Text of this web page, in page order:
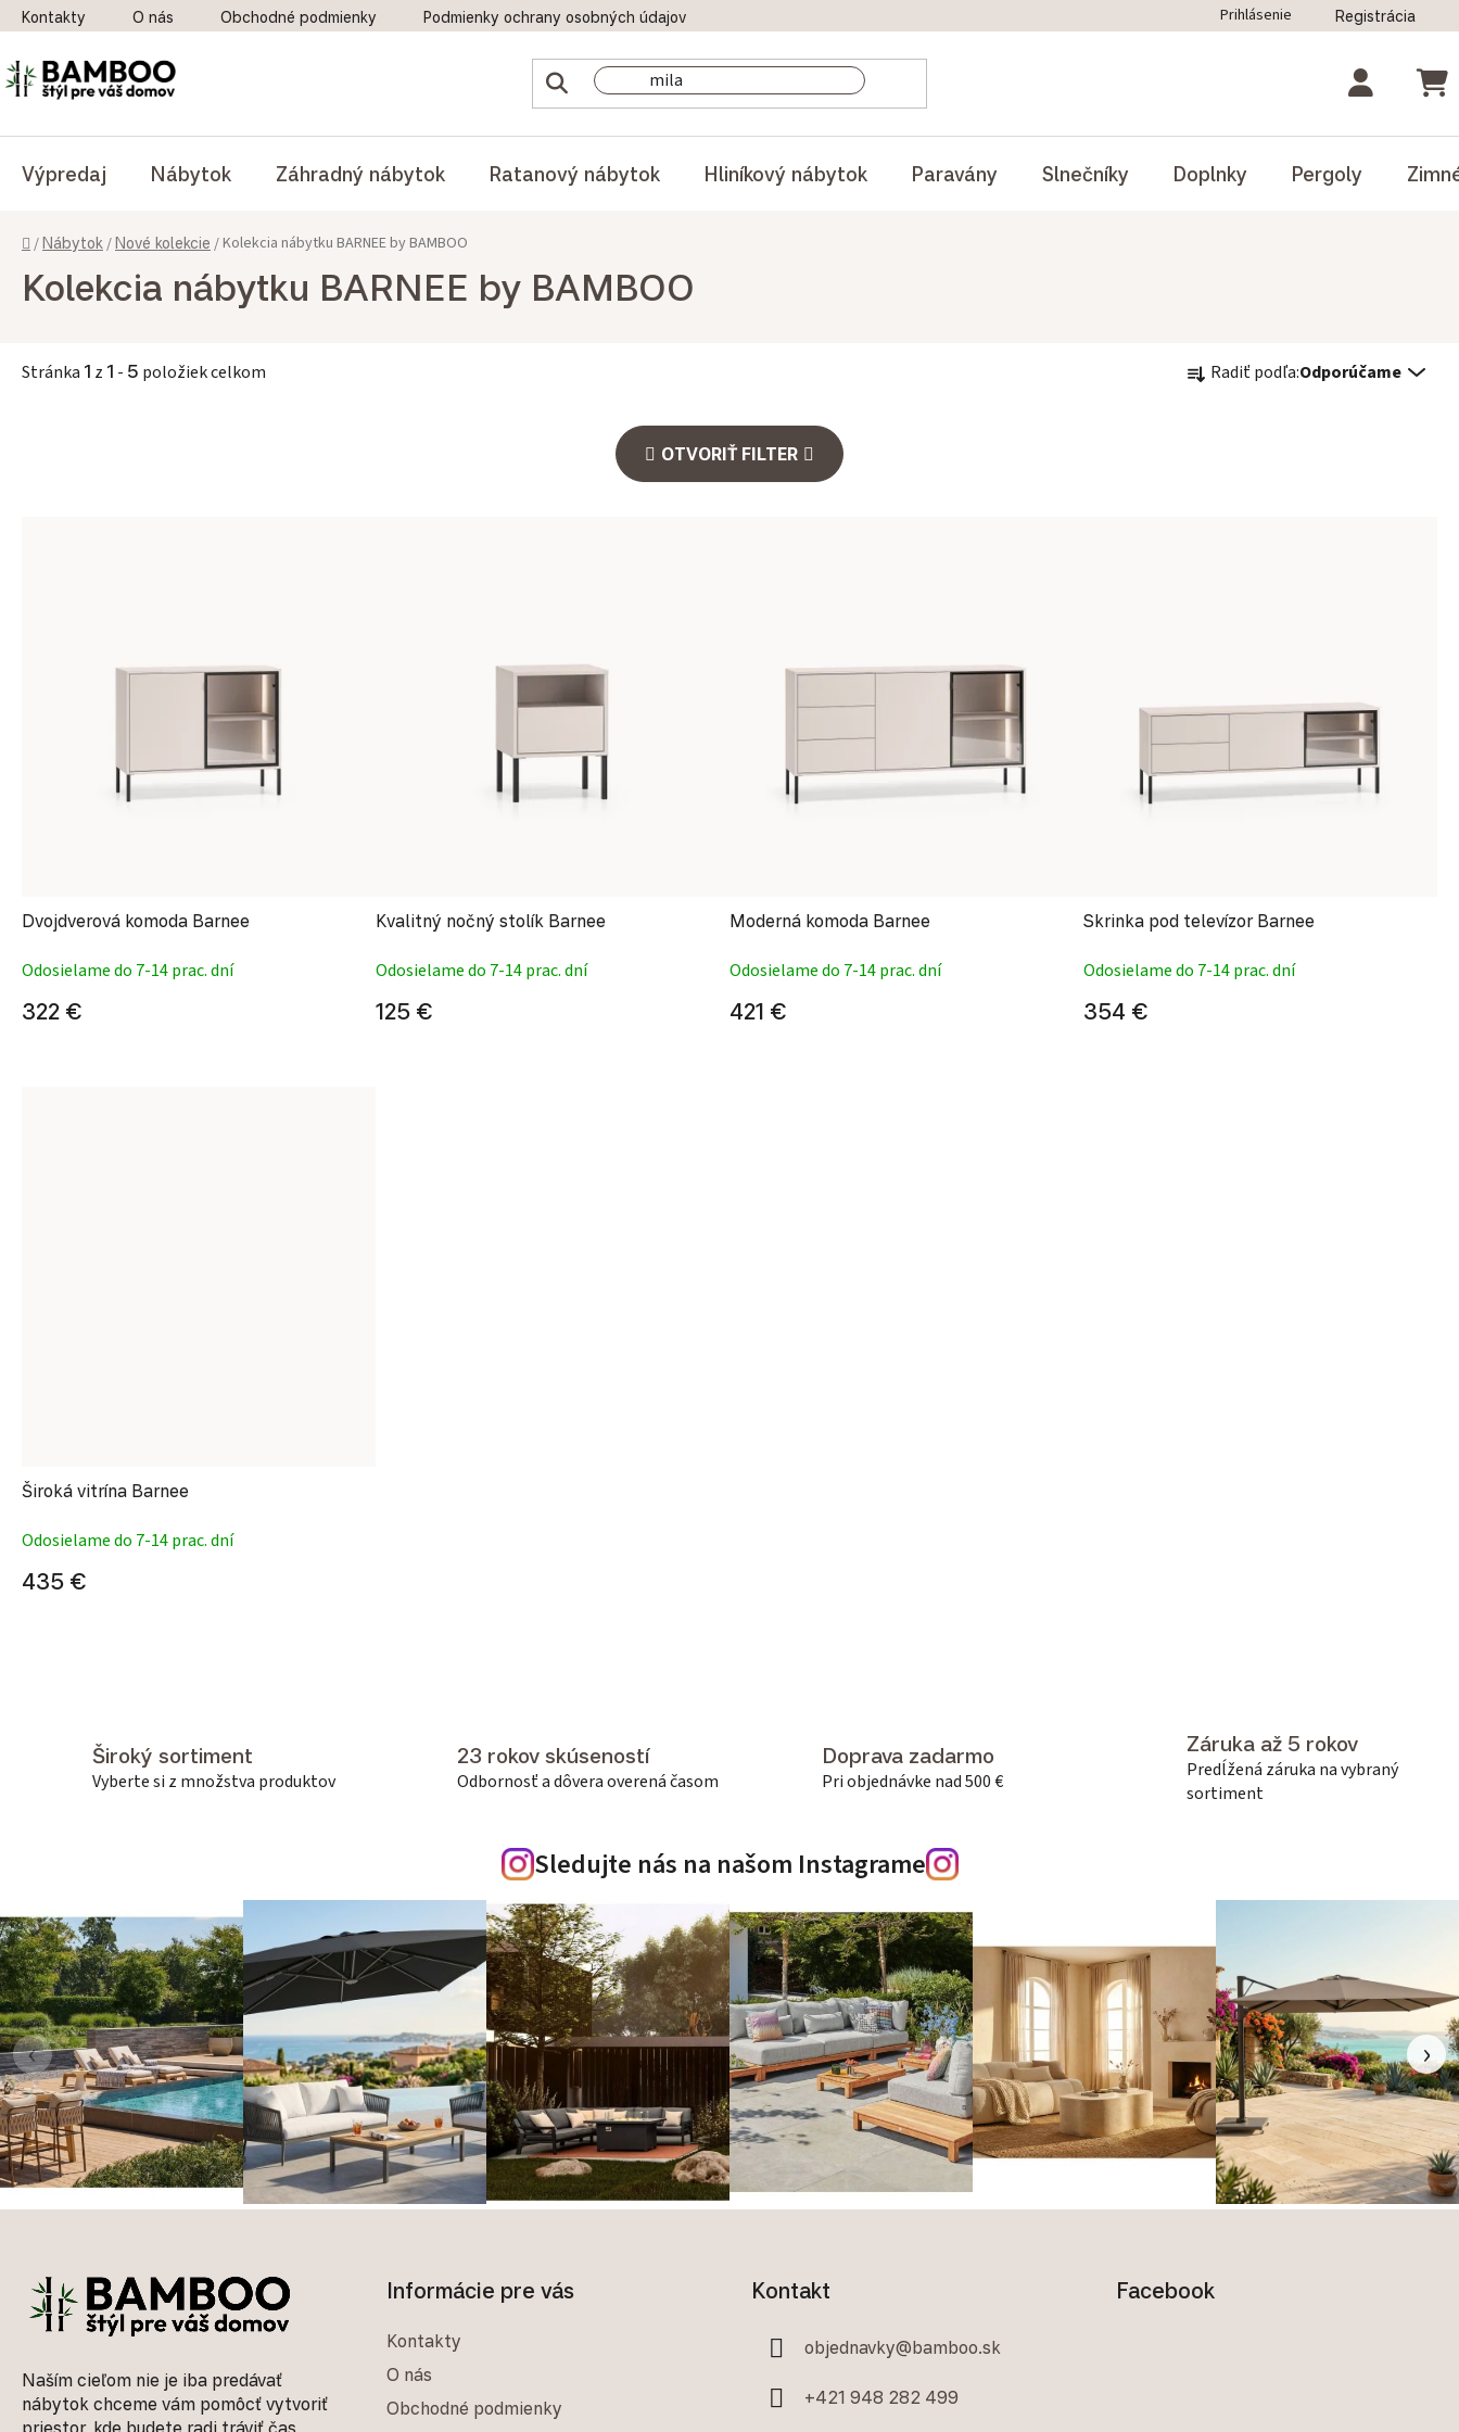
Prejsť na obsah
Kontakty O nás Obchodné podmienky Podmienky ochrany osobných údajov Odstúpenie od zmluvy
Prihlásenie Registrácia
Výpredaj Nábytok Záhradný nábytok Ratanový nábytok Hliníkový nábytok Paravány Slnečníky Doplnky Pergoly
Domov
/Nábytok /Nové kolekcie /Kolekcia nábytku BARNEE by BAMBOO
Kolekcia nábytku BARNEE by BAMBOO
Stránka 1 z 1 - 5 položiek celkom Radiť podľa:Odporúčame
OTVORIŤ FILTER
Dvojdverová komoda Barnee
Odosielame do 7-14 prac. dní
322 €
Kvalitný nočný stolík Barnee
Odosielame do 7-14 prac. dní
125 €
Moderná komoda Barnee
Odosielame do 7-14 prac. dní
421 €
Skrinka pod televízor Barnee
Odosielame do 7-14 prac. dní
354 €
Široká vitrína Barnee
Odosielame do 7-14 prac. dní
435 €
Široký sortiment
Vyberte si z množstva produktov
23 rokov skúseností
Odbornosť a dôvera overená časom
Doprava zadarmo
Pri objednávke nad 500 €
Záruka až 5 rokov
Predĺžená záruka na vybraný
sortiment
Sledujte nás na našom Instagrame
‹ ›
Naším cieľom nie je iba predávať
nábytok chceme vám pomôcť vytvoriť
priestor, kde budete radi tráviť čas,
Informácie pre vás
Kontakty
O nás
Obchodné podmienky
Kontakt
objednavky@bamboo.sk
+421 948 282 499
Facebook